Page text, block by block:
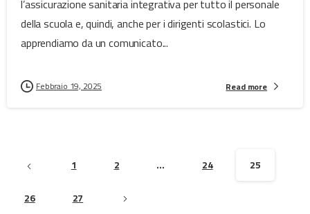
l’assicurazione sanitaria integrativa per tutto il personale
della scuola e, quindi, anche per i dirigenti scolastici. Lo
apprendiamo da un comunicato...
Febbraio 19, 2025 Read more
1 2 … 24 25
26 27